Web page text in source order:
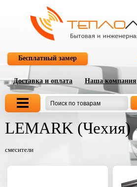
Бесплатный замер
Доставка и оплата Наша компания
LEMARK (Чехия)
смесители